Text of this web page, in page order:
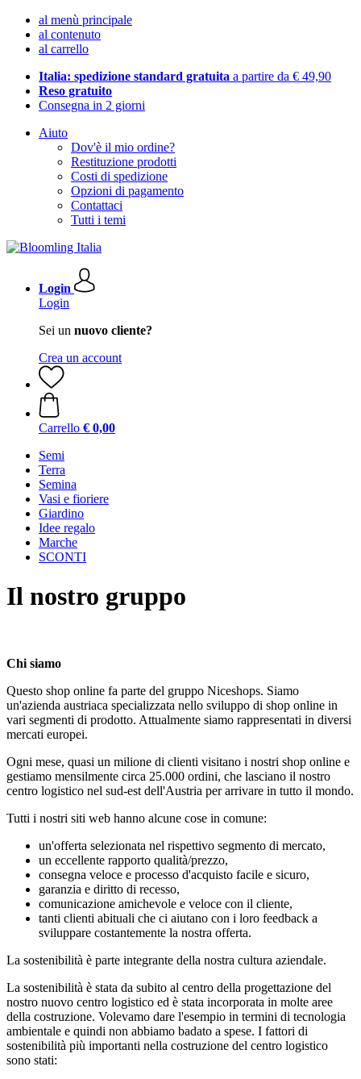
al menù principale
al contenuto
al carrello
Italia: spedizione standard gratuita a partire da € 49,90
Reso gratuito
Consegna in 2 giorni
Aiuto
Dov'è il mio ordine?
Restituzione prodotti
Costi di spedizione
Opzioni di pagamento
Contattaci
Tutti i temi
Login
Login
Sei un nuovo cliente?
Crea un account
Carrello € 0,00
Semi
Terra
Semina
Vasi e fioriere
Giardino
Idee regalo
Marche
SCONTI
Il nostro gruppo
Chi siamo
Questo shop online fa parte del gruppo Niceshops. Siamo
un'azienda austriaca specializzata nello sviluppo di shop online in
vari segmenti di prodotto. Attualmente siamo rappresentati in diversi
mercati europei.
Ogni mese, quasi un milione di clienti visitano i nostri shop online e
gestiamo mensilmente circa 25.000 ordini, che lasciano il nostro
centro logistico nel sud-est dell'Austria per arrivare in tutto il mondo.
Tutti i nostri siti web hanno alcune cose in comune:
un'offerta selezionata nel rispettivo segmento di mercato,
un eccellente rapporto qualità/prezzo,
consegna veloce e processo d'acquisto facile e sicuro,
garanzia e diritto di recesso,
comunicazione amichevole e veloce con il cliente,
tanti clienti abituali che ci aiutano con i loro feedback a
sviluppare costantemente la nostra offerta.
La sostenibilità è parte integrante della nostra cultura aziendale.
La sostenibilità è stata da subito al centro della progettazione del
nostro nuovo centro logistico ed è stata incorporata in molte aree
della costruzione. Volevamo dare l'esempio in termini di tecnologia
ambientale e quindi non abbiamo badato a spese. I fattori di
sostenibilità più importanti nella costruzione del centro logistico
sono stati: